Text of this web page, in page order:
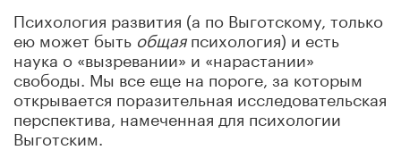
Психология развития (а по Выготскому, только
ею может быть общаяпсихология) и есть
наука о «вызревании» и «нарастании»
свободы. Мы все еще на пороге, за которым
открывается поразительная исследовательская
перспектива, намеченная для психологии
Выготским.